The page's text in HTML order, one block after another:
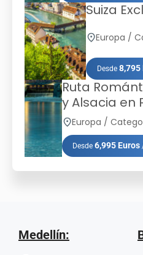
Suiza
Europa /
Desde8,795
Ruta
y Alsacia en
Europa /
Desde 6,995 Euros
Medellín: